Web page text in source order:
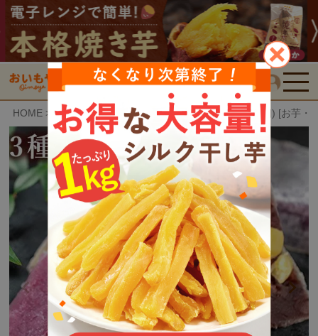
検索
HOME おいもや特選スイーツ 3種のお芋きんつば (6個) [お芋・